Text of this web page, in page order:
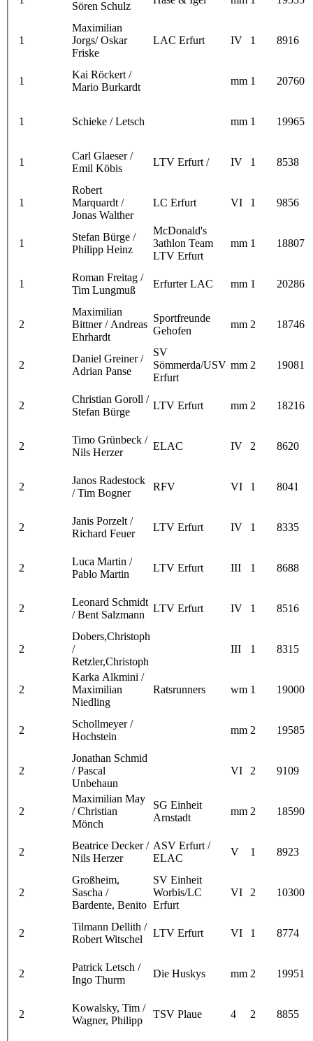
Sören Schulz
1
Maximilian
Jorgs/ Oskar
Friske
LAC Erfurt IV 1 8916
1
Kai Röckert /
Mario Burkardt
mm 1 20760
1 Schieke / Letsch mm 1 19965
1
Carl Glaeser /
Emil Köbis
LTV Erfurt / IV 1 8538
1
Robert
Marquardt /
Jonas Walther
LC Erfurt VI 1 9856
1
Stefan Bürge /
Philipp Heinz
McDonald's
3athlon Team
LTV Erfurt
mm 1 18807
1
Roman Freitag /
Tim Lungmuß
Erfurter LAC mm 1 20286
2
Maximilian
Bittner / Andreas
Ehrhardt
Sportfreunde
Gehofen
mm 2 18746
2
Daniel Greiner /
Adrian Panse
SV
Sömmerda/USV
Erfurt
mm 2 19081
2
Christian Goroll /
Stefan Bürge
LTV Erfurt mm 2 18216
2
Timo Grünbeck /
Nils Herzer
ELAC IV 2 8620
2
Janos Radestock
/ Tim Bogner
RFV VI 1 8041
2
Janis Porzelt /
Richard Feuer
LTV Erfurt IV 1 8335
2
Luca Martin /
Pablo Martin
LTV Erfurt III 1 8688
2
Leonard Schmidt
/ Bent Salzmann
LTV Erfurt IV 1 8516
2
Dobers,Christoph
/
Retzler,Christoph
III 1 8315
2
Karka Alkmini /
Maximilian
Niedling
Ratsrunners wm 1 19000
2
Schollmeyer /
Hochstein
mm 2 19585
2
Jonathan Schmid
/ Pascal
Unbehaun
VI 2 9109
2
Maximilian May
/ Christian
Mönch
SG Einheit
Arnstadt
mm 2 18590
2
Beatrice Decker /
Nils Herzer
ASV Erfurt /
ELAC
V 1 8923
2
Großheim,
Sascha /
Bardente, Benito
SV Einheit
Worbis/LC
Erfurt
VI 2 10300
2
Tilmann Dellith /
Robert Witschel
LTV Erfurt VI 1 8774
2
Patrick Letsch /
Ingo Thurm
Die Huskys mm 2 19951
2
Kowalsky, Tim /
Wagner, Philipp
TSV Plaue 4 2 8855